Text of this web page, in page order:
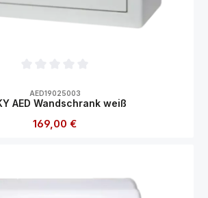
AED19025003
AED Wandschrank weiß
Regulärer Preis:
169,00 €